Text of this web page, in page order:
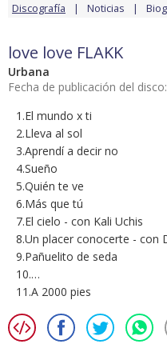
Discografía Noticias
love love FLAKK
Urbana
Fecha de publicación del disco:
1.El mundo x ti
2.Lleva al sol
3.Aprendí a decir no
4.Sueño
5.Quién te ve
6.Más que tú
7.El cielo - con Kali Uchis
8.Un placer conocerte - con
9.Pañuelito de seda
10.…
11.A 2000 pies